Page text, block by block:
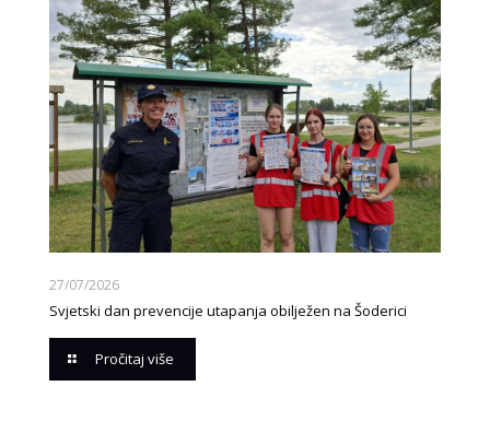
27/07/2026
Svjetski dan prevencije utapanja obilježen na Šoderici
Pročitaj više